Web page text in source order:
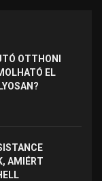
OTTHONI
EL
AMIÉRT